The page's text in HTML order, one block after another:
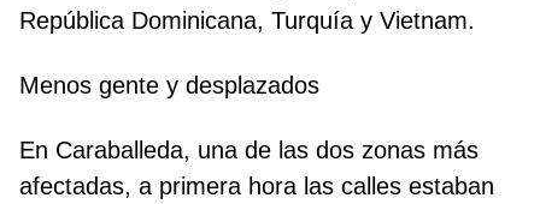
República Dominicana, Turquía y Vietnam.
Menos gente y desplazados
En Caraballeda, una de las dos zonas más
afectadas, a primera hora las calles estaban